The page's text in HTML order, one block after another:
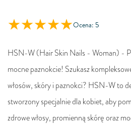
Ocena: 5
HSN-W (Hair Skin Nails - Woman) -
mocne paznokcie! Szukasz
włosów, skóry i paznokci? HSN-W to
stworzony specjalnie dla kobiet, aby
zdrowe włosy, promienną skórę oraz